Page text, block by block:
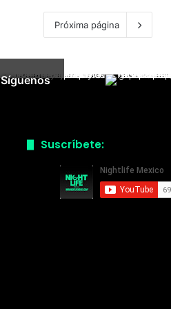
Próxima página
Síguenos
Suscríbete: